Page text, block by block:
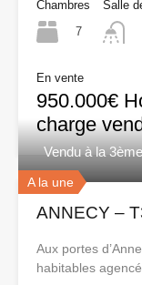
Chambres
7
Salle
En vente
950.000€
charge
A la une
Vendu à la
ANNECY –
Aux portes
habitables